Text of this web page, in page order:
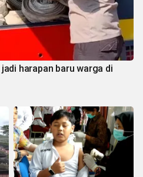
harapan baru warga di